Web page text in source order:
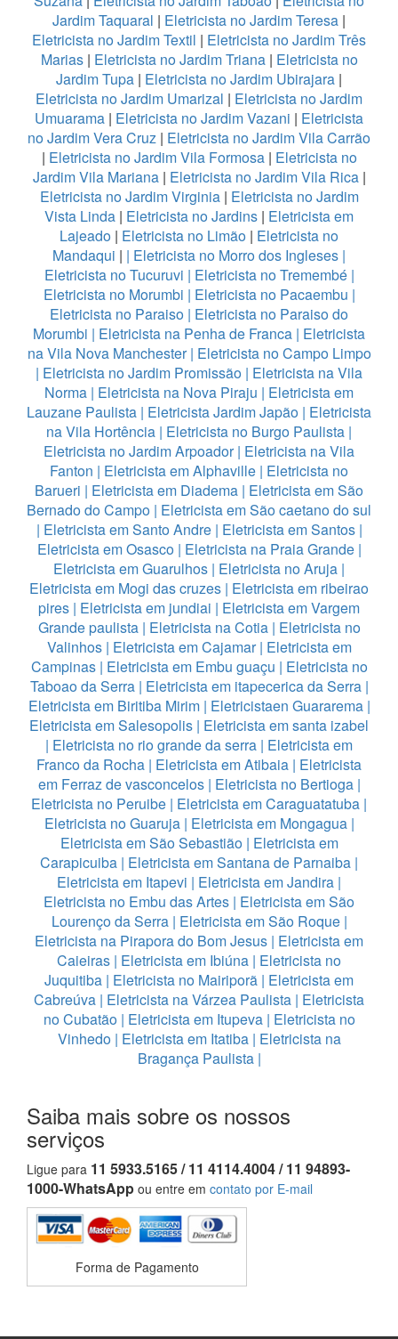
Jardim Taquaral | Eletricista no Jardim Teresa |
Eletricista no Jardim Textil | Eletricista no Jardim Três
Marias| Eletricista no Jardim Triana| Eletricista no
Jardim Tupa | Eletricista no Jardim Ubirajara |
Eletricista no Jardim Umarizal | Eletricista no Jardim
Umuarama | Eletricista no Jardim Vazani | Eletricista
no Jardim Vera Cruz | Eletricista no Jardim Vila Carrão
| Eletricista no Jardim Vila Formosa| Eletricista no
Jardim Vila Mariana| Eletricista no Jardim Vila Rica|
Eletricista no Jardim Virginia| Eletricista no Jardim
Vista Linda | Eletricista no Jardins | Eletricista em
Lajeado | Eletricista no Limão | Eletricista no
Mandaqui | | Eletricista no Morro dos Ingleses |
Eletricista no Tucuruvi | Eletricista no Tremembé|
Eletricista no Morumbi | Eletricista no Pacaembu |
Eletricista no Paraiso | Eletricista no Paraiso do
Morumbi | Eletricista na Penha de Franca | Eletricista
na Vila Nova Manchester| Eletricista no Campo Limpo
| Eletricista no Jardim Promissão | Eletricista na Vila
Norma | Eletricista na Nova Piraju | Eletricista em
Lauzane Paulista | Eletricista Jardim Japão | Eletricista
na Vila Hortência | Eletricista no Burgo Paulista |
Eletricista no Jardim Arpoador| Eletricista na Vila
Fanton | Eletricista em Alphaville | Eletricista no
Barueri | Eletricista em Diadema | Eletricista em São
Bernado do Campo | Eletricista em São caetano do sul
| Eletricista em Santo Andre| Eletricista em Santos|
Eletricista em Osasco| Eletricista na Praia Grande|
Eletricista em Guarulhos | Eletricista no Aruja |
Eletricista em Mogi das cruzes | Eletricista em ribeirao
pires | Eletricista em jundiai | Eletricista em Vargem
Grande paulista| Eletricista na Cotia| Eletricista no
Valinhos| Eletricista em Cajamar| Eletricista em
Campinas| Eletricista em Embu guaçu | Eletricista no
Taboao da Serra| Eletricista em itapecerica da Serra|
Eletricista em Biritiba Mirim| Eletricistaen Guararema|
Eletricista em Salesopolis | Eletricista em santa izabel
| Eletricista no rio grande da serra | Eletricista em
Franco da Rocha | Eletricista em Atibaia | Eletricista
em Ferraz de vasconcelos| Eletricista no Bertioga|
Eletricista no Peruibe | Eletricista em Caraguatatuba |
Eletricista no Guaruja| Eletricista em Mongagua|
Eletricista em São Sebastião| Eletricista em
Carapicuiba | Eletricista em Santana de Parnaiba |
Eletricista em Itapevi | Eletricista em Jandira |
Eletricista no Embu das Artes | Eletricista em São
Lourenço da Serra| Eletricista em São Roque|
Eletricista na Pirapora do Bom Jesus | Eletricista em
Caieiras | Eletricista em Ibiúna | Eletricista no
Juquitiba | Eletricista no Mairiporã | Eletricista em
Cabreúva | Eletricista na Várzea Paulista | Eletricista
no Cubatão| Eletricista em Itupeva| Eletricista no
Vinhedo| Eletricista em Itatiba| Eletricista na
Bragança Paulista|
Saiba mais sobre os nossos
serviços
Ligue para 11 5933.5165 / 11 4114.4004 / 11 94893-
1000-WhatsApp ou entre em contato por E-mail
Forma de Pagamento